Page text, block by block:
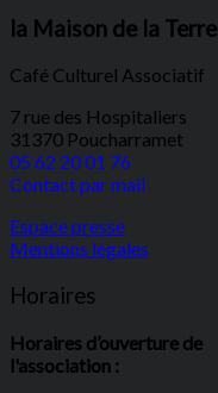
la Maison de la Terre
Café Culturel Associatif
7 rue des Hospitaliers
31370 Poucharramet
05 62 20 01 76
Contact par mail
Espace presse
Mentions légales
Horaires
Horaires d’ouverture de
l'association :